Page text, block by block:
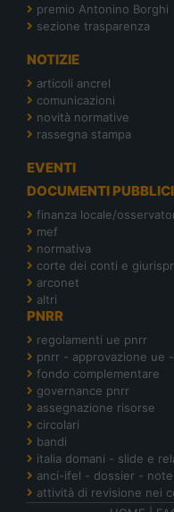
premio Antonino Borghi
sezione trasparenza
NOTIZIE
articoli ancrel
comunicazioni
novità normative
rassegna stampa
EVENTI
DOCUMENTI PUBBLICI
finanza locale/
mef
normativa
corte dei conti e
arconet
altri
PNRR
regolamenti ue pnrr
pnrr - approvazione ue
fondo complementare
governance pnrr
assegnazione risorse
circolari
bandi
italia domani - slide e
anci-ifel - dossier -
attività di revisione nei